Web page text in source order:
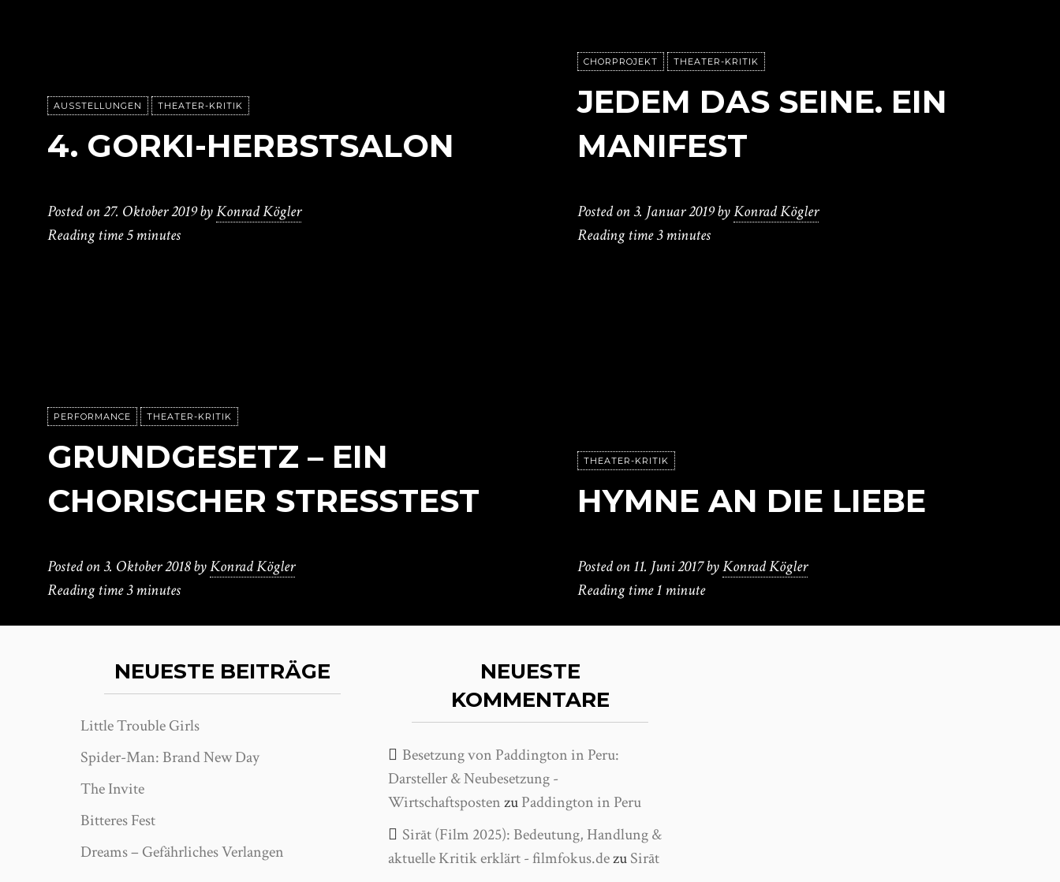
AUSSTELLUNGEN THEATER-KRITIK
4. GORKI-HERBSTSALON
Posted on27. Oktober 2019byKonrad Kögler
Reading time5 minutes
CHORPROJEKT THEATER-KRITIK
JEDEM DAS SEINE. EIN
MANIFEST
Posted on3. Januar 2019byKonrad Kögler
Reading time3 minutes
PERFORMANCE THEATER-KRITIK
GRUNDGESETZ – EIN
CHORISCHER STRESSTEST
Posted on3. Oktober 2018byKonrad Kögler
Reading time3 minutes
THEATER-KRITIK
HYMNE AN DIE LIEBE
Posted on11. Juni 2017byKonrad Kögler
Reading time1 minute
NEUESTE BEITRÄGE
Little Trouble Girls
Spider-Man: Brand New Day
The Invite
Bitteres Fest
Dreams – Gefährliches Verlangen
NEUESTE
KOMMENTARE
Besetzung von Paddington in Peru:
Darsteller & Neubesetzung -
WirtschaftspostenzuPaddington in Peru
Sirāt (Film 2025): Bedeutung, Handlung &
aktuelle Kritik erklärt - filmfokus.dezuSirāt